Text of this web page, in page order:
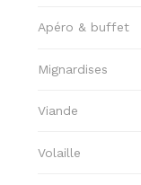
Apéro & buffet
Mignardises
Viande
Volaille